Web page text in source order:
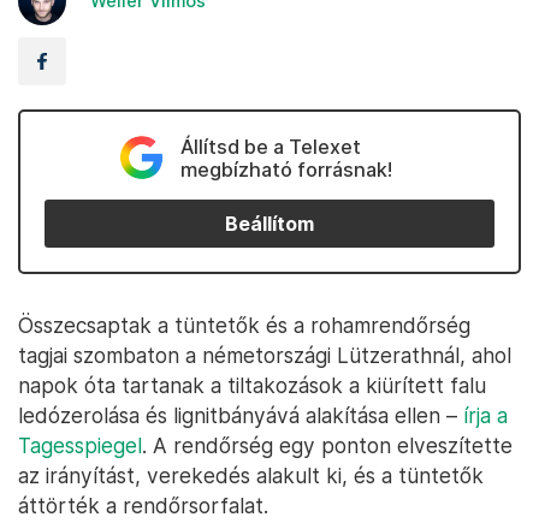
Állítsd be a Telexet
megbízható forrásnak!
Beállítom
Összecsaptak a tüntetők és a rohamrendőrség
tagjai szombaton a németországi Lützerathnál, ahol
napok óta tartanak a tiltakozások a kiürített falu
ledózerolása és lignitbányává alakítása ellen – írja a
Tagesspiegel. A rendőrség egy ponton elveszítette
az irányítást, verekedés alakult ki, és a tüntetők
áttörték a rendőrsorfalat.